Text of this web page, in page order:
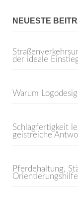
NEUESTE
der ideale
Warum
Schlagfertigkeit
geistreiche
Pferdehaltung,